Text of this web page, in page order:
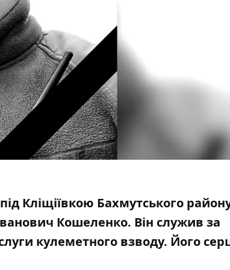
Кліщіївкою Бахмутського
Кошеленко. Він служив за
кулеметного взводу. Його